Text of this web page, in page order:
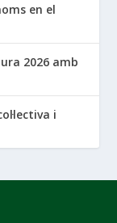
en el
2026 amb
i